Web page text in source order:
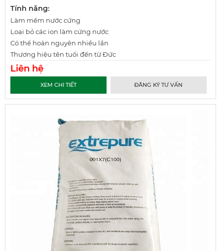
Tính năng:
Làm mềm nước cứng
Loại bỏ các ion làm cứng nước
Có thể hoàn nguyên nhiều lần
Thương hiệu tên tuổi đến từ Đức
Liên hệ
XEM CHI TIẾT ĐĂNG KÝ TƯ VẤN